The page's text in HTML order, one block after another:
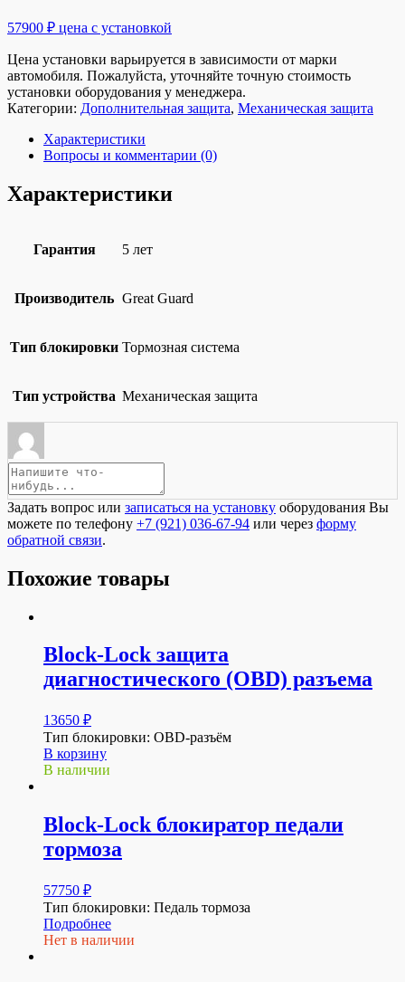
57900 ₽ цена с установкой
Цена установки варьируется в зависимости от марки
автомобиля. Пожалуйста, уточняйте точную стоимость
установки оборудования у менеджера.
Категории: Дополнительная защита, Механическая защита
Характеристики
Вопросы и комментарии (0)
Характеристики
Гарантия 5 лет
Производитель Great Guard
Тип блокировки Тормозная система
Тип устройства Механическая защита
Задать вопрос или записаться на установку оборудования Вы
можете по телефону +7 (921) 036-67-94 или через форму
обратной связи.
Похожие товары
Block-Lock защита
диагностического (OBD) разъема
13650 ₽
Тип блокировки: OBD-разъём
В корзину
В наличии
Block-Lock блокиратор педали
тормоза
57750 ₽
Тип блокировки: Педаль тормоза
Подробнее
Нет в наличии